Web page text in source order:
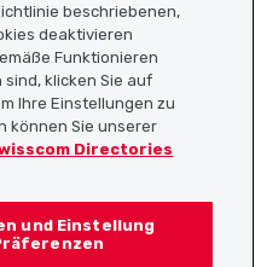
beschriebenen,
deaktivieren
Funktionieren
klicken Sie auf
Ihre Einstellungen zu
können Sie unserer
Directories
und Einstellung